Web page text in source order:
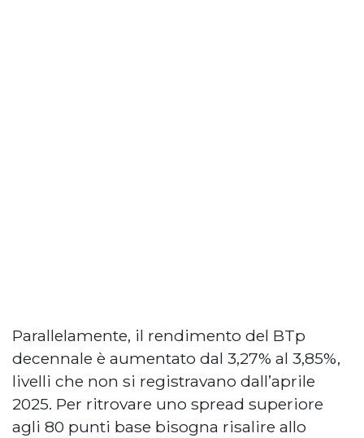
Parallelamente, il rendimento del BTp
decennale è aumentato dal 3,27% al 3,85%,
livelli che non si registravano dall’aprile
2025. Per ritrovare uno spread superiore
agli 80 punti base bisogna risalire allo